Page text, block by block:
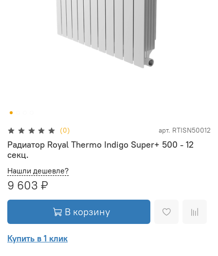
(0) арт. RTISN50012
Радиатор Royal Thermo Indigo Super+ 500 - 12
секц.
Нашли дешевле?
9 603 ₽
В корзину
Купить в 1 клик